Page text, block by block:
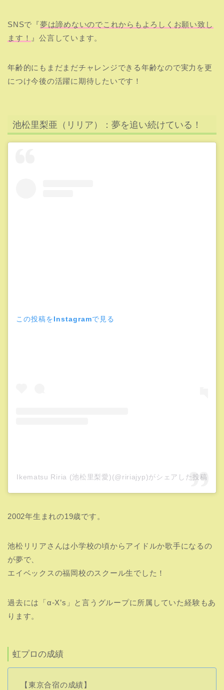
SNSで『夢は諦めないのでこれからもよろしくお願い致し
ます！ 』公言しています。
年齢的にもまだまだチャレンジできる年齢なので実力を更
につけ今後の活躍に期待したいです！
池松里梨亜（リリア）：夢を追い続けている！
この投稿をInstagramで見る
Ikematsu Riria (池松里梨愛)(@ririajyp)がシェアした投稿
2002年生まれの19歳です。
池松リリアさんは小学校の頃からアイドルか歌手になるの
が夢で、
エイベックスの福岡校のスクール生でした！
過去には「α-X’s」と言うグループに所属していた経験もあ
ります。
虹プロの成績
【東京合宿の成績】